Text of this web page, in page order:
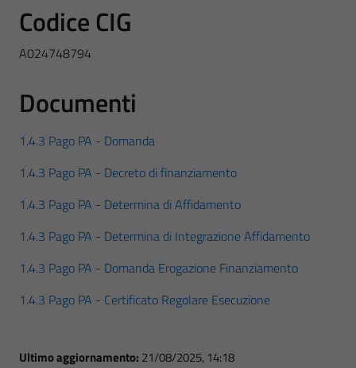
Codice CIG
A024748794
Documenti
1.4.3 Pago PA - Domanda
1.4.3 Pago PA - Decreto di finanziamento
1.4.3 Pago PA - Determina di Affidamento
1.4.3 Pago PA - Determina di Integrazione Affidamento
1.4.3 Pago PA - Domanda Erogazione Finanziamento
1.4.3 Pago PA - Certificato Regolare Esecuzione
Ultimo aggiornamento: 21/08/2025, 14:18